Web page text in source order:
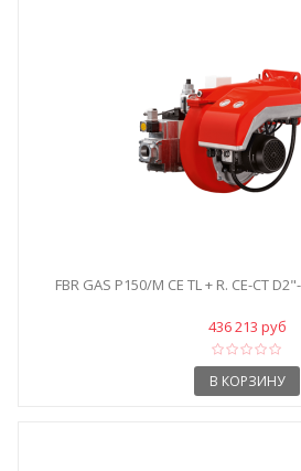
FBR GAS P150/M CE TL + R. CE-CT
436 213 руб
В КОРЗИНУ